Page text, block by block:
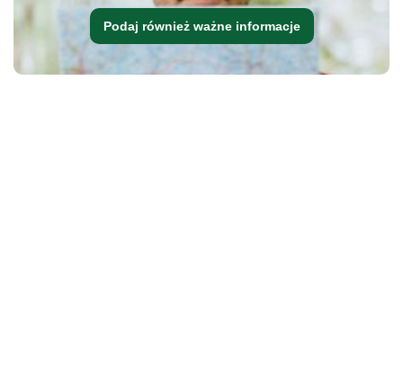
Podaj również ważne informacje